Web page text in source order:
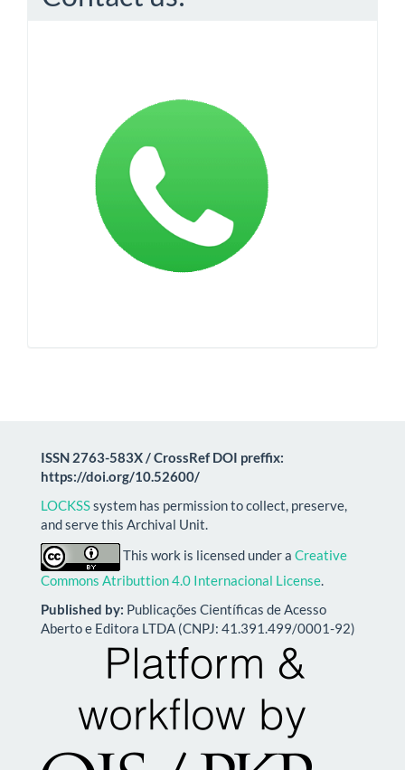
ISSN 2763-583X / CrossRef DOI preffix:
https://doi.org/10.52600/
LOCKSSsystem has permission to collect, preserve,
and serve this Archival Unit.
This work is licensed under a Creative
Commons Atributtion 4.0 Internacional License.
Published by: Publicações Científicas de Acesso
Aberto e Editora LTDA (CNPJ: 41.391.499/0001-92)